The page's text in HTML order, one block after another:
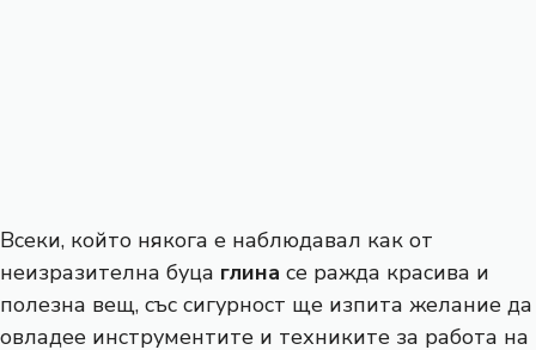
Всеки, който някога е наблюдавал как от
неизразителна буца глина се ражда красива и
полезна вещ, със сигурност ще изпита желание да
овладее инструментите и техниките за работа на